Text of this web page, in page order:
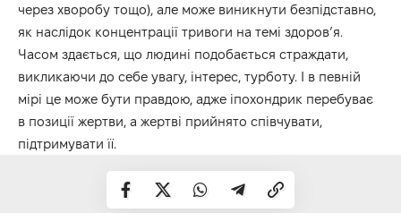
через хворобу тощо), але може виникнути безпідставно,
як наслідок концентрації тривоги на темі здоров’я.
Часом здається, що людині подобається страждати,
викликаючи до себе увагу, інтерес, турботу. І в певній
мірі це може бути правдою, адже іпохондрик перебуває
в позиції жертви, а жертві прийнято співчувати,
підтримувати її.